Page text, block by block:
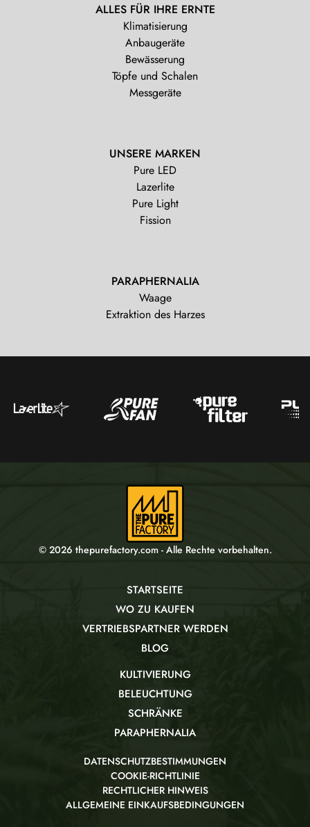
ALLES FÜR IHRE ERNTE
Klimatisierung
Anbaugeräte
Bewässerung
Töpfe und Schalen
Messgeräte
UNSERE MARKEN
Pure LED
Lazerlite
Pure Light
Fission
PARAPHERNALIA
Waage
Extraktion des Harzes
© 2026 thepurefactory.com - Alle Rechte vorbehalten.
STARTSEITE
WO ZU KAUFEN
VERTRIEBSPARTNER WERDEN
BLOG
KULTIVIERUNG
BELEUCHTUNG
SCHRÄNKE
PARAPHERNALIA
DATENSCHUTZBESTIMMUNGEN
COOKIE-RICHTLINIE
RECHTLICHER HINWEIS
ALLGEMEINE EINKAUFSBEDINGUNGEN